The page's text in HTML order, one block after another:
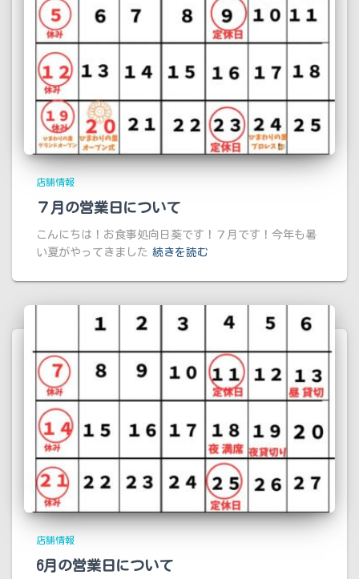
店舗情報
７月の営業日について
こんにちは！お食事処向日葵です！７月です！今年も暑
い夏がやってきました 続きを読む
店舗情報
6月の営業日について